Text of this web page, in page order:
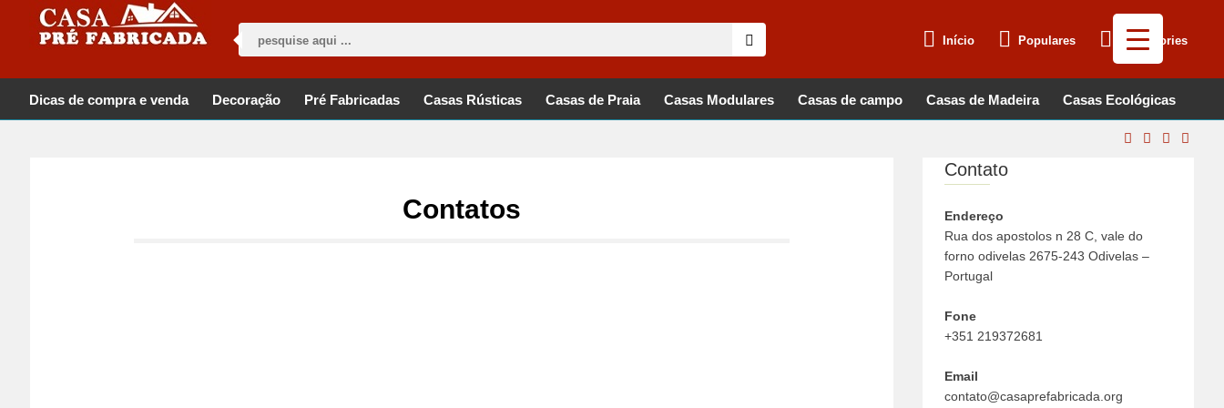
Início Populares Web Stories
Dicas de compra e venda Decoração Pré Fabricadas Casas Rústicas Casas de Praia Casas Modulares Casas de campo Casas de Madeira Casas Ecológicas
Contatos
Contato
Endereço
Rua dos apostolos n 28 C, vale do
forno odivelas 2675-243 Odivelas –
Portugal
Fone
+351 219372681
Email
contato@casaprefabricada.org